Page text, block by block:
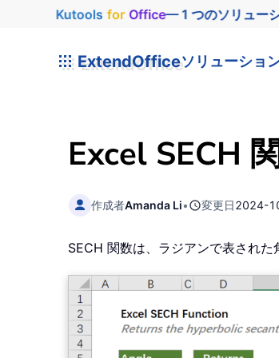
Kutools for Office— 1 つのソリュー
ExtendOfficeソリューショ
Excel SECH
作成者Amanda Li• 変更日2024-
SECH 関数は、ラジアンで表された